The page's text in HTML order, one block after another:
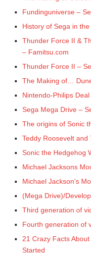
Fundinguniverse –
History of Sega in
Thunder Force II &
– Famitsu.com
Thunder Force II –
The Making of…
Nintendo-Philips
Sega Mega Drive –
The origins of Sonic
Teddy Roosevelt and
Sonic the Hedgehog
Michael Jacksons
Michael Jackson’s
(Mega Drive)/
Third generation of
Fourth generation of
21 Crazy Facts
Started